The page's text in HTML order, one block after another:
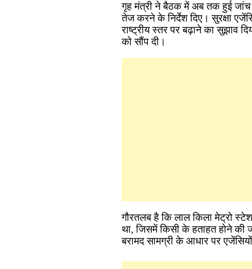
गृह मंत्री ने बैठक में अब तक हुई जांच
तेज करने के निर्देश दिए। सुरक्षा
राष्ट्रीय स्तर पर बढ़ाने का सुझाव
को सौंप दी।
गौरतलब है कि लाल किला मेट्रो
था, जिसमें किसी के हताहत होने
बरामद सामग्री के आधार पर